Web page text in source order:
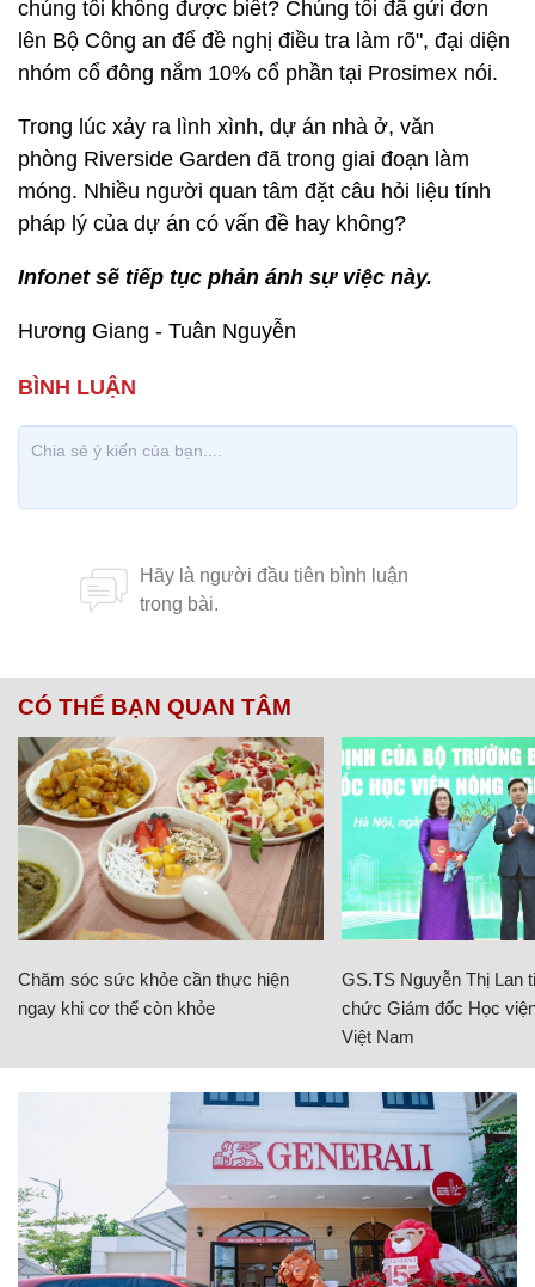
chúng tôi không được biết? Chúng tôi đã gửi đơn
lên Bộ Công an để đề nghị điều tra làm rõ", đại diện
nhóm cổ đông nắm 10% cổ phần tại Prosimex nói.
Trong lúc xảy ra lình xình, dự án nhà ở, văn
phòng Riverside Garden đã trong giai đoạn làm
móng. Nhiều người quan tâm đặt câu hỏi liệu tính
pháp lý của dự án có vấn đề hay không?
Infonet sẽ tiếp tục phản ánh sự việc này.
Hương Giang - Tuân Nguyễn
CÓ THỂ BẠN QUAN TÂM
Chăm sóc sức khỏe cần thực hiện
ngay khi cơ thể còn khỏe
GS.TS Nguyễn Thị Lan
chức Giám đốc Học
Việt Nam